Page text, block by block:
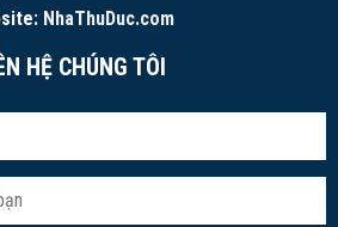
NhaThuDuc.com
HỆ CHÚNG TÔI